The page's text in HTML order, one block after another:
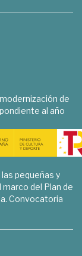
de
al año
pequeñas y
del Plan de
Convocatoria